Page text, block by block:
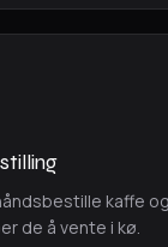
kaffe
de å vente i kø.